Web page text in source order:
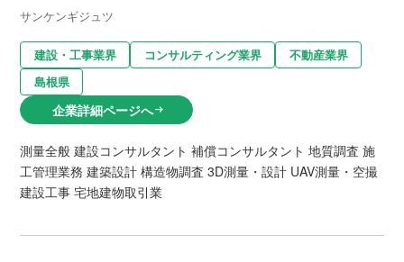
サンケンギジュツ
建設・工事業界 コンサルティング業界
不動産業界
島根県
企業詳細ページへarrow_right_alt
測量全般 建設コンサルタント 補償コンサルタント 地質調査 施
工管理業務 建築設計 構造物調査 3D測量・設計 UAV測量・空撮
建設工事 宅地建物取引業